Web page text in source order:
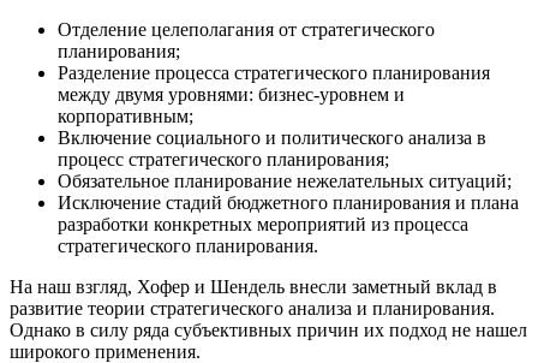
Отделение целеполагания от стратегического
планирования;
Разделение процесса стратегического планирования
между двумя уровнями: бизнес-уровнем и
корпоративным;
Включение социального и политического анализа в
процесс стратегического планирования;
Обязательное планирование нежелательных ситуаций;
Исключение стадий бюджетного планирования и плана
разработки конкретных мероприятий из процесса
стратегического планирования.
На наш взгляд, Хофер и Шендель внесли заметный вклад в
развитие теории стратегического анализа и планирования.
Однако в силу ряда субъективных причин их подход не нашел
широкого применения.